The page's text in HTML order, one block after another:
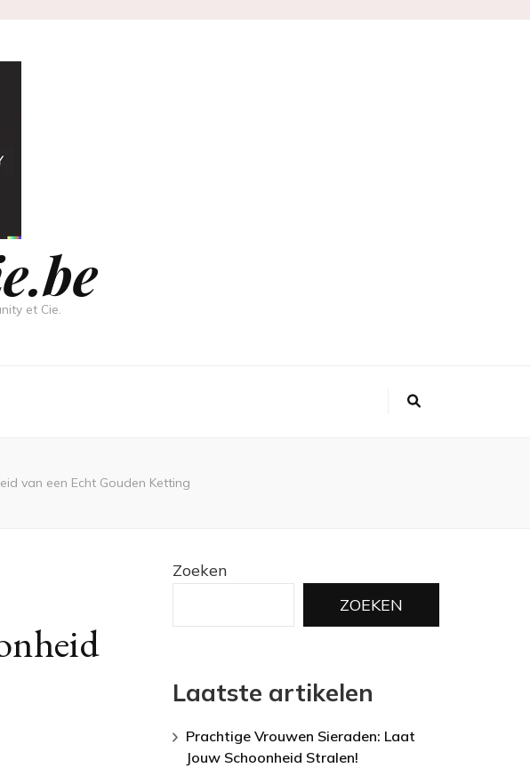
et Cie.
van een Echt Gouden Ketting
Zoeken
ZOEKEN
Laatste artikelen
Prachtige Vrouwen Sieraden: Laat
Jouw Schoonheid Stralen!